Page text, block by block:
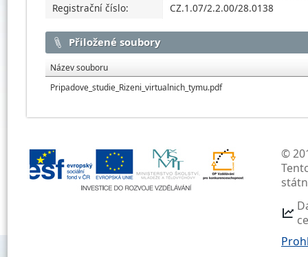
Registrační číslo:
CZ.1.07/2.2.00/28.0138
Přiložené soubory
Název souboru
Pripadove_studie_Rizeni_virtualnich_tymu.pdf
©